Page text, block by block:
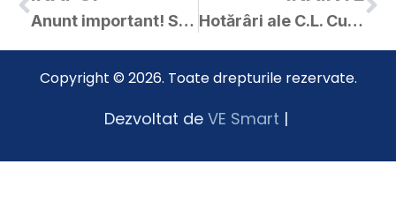
Anunt important! Stropire impotriva omizilor Hotărâri ale C.L. Curtici adoptate în ședința din 13.07.2017
Copyright © 2026. Toate drepturile rezervate.
Dezvoltat de VE Smart |